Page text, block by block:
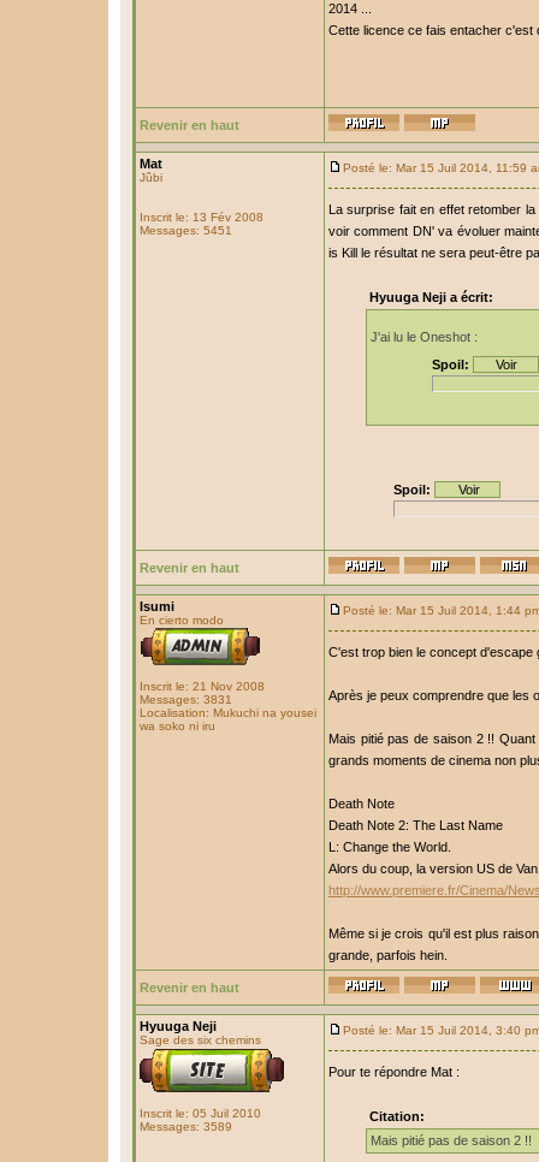
2014 ...
Cette licence ce fais entacher c'est
Revenir en haut
Mat
Jûbi
Inscrit le: 13 Fév 2008
Messages: 5451
Posté le: Mar 15 Juil 2014, 11:59
La surprise fait en effet retomber
voir comment DN' va évoluer
is Kill le résultat ne sera peut-être
Hyuuga Neji a écrit:
J'ai lu le Oneshot :
Spoil:
Spoil:
Revenir en haut
Isumi
En cierto modo
Inscrit le: 21 Nov 2008
Messages: 3831
Localisation: Mukuchi na yousei
wa soko ni iru
Posté le: Mar 15 Juil 2014, 1:44
C'est trop bien le concept d'escape
Après je peux comprendre que les
Mais pitié pas de saison 2 !!
grands moments de cinema non
Death Note
Death Note 2: The Last Name
L: Change the World.
Alors du coup, la version US de
http://www.premiere.fr/Cinema/
Même si je crois qu'il est plus
grande, parfois hein.
Revenir en haut
Hyuuga Neji
Sage des six chemins
Inscrit le: 05 Juil 2010
Messages: 3589
Posté le: Mar 15 Juil 2014, 3:40
Pour te répondre Mat :
Citation:
Mais pitié pas de saison 2 !!